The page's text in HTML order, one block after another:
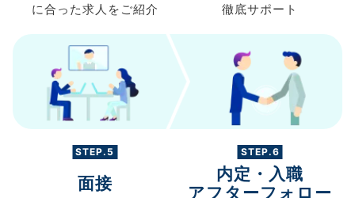
に合った求人を ご紹介
徹底サポート
STEP.5
面接
STEP.6
内定・入職
アフターフォロー